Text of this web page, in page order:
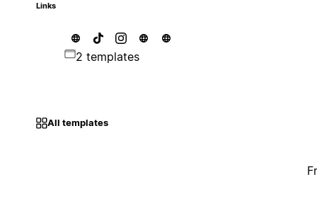
Links
2 templates
All templates